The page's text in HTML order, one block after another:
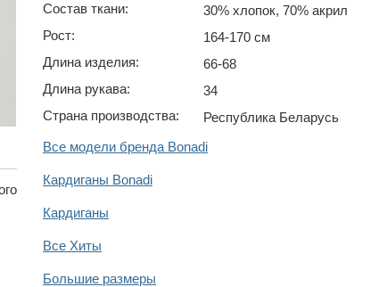
Состав ткани:
30% хлопок, 70% акрил
Рост:
164-170 см
Длина изделия:
66-68
Длина рукава:
34
Страна производства:
Республика Беларусь
Все модели бренда Bonadi
Кардиганы Bonadi
Кардиганы
Все Хиты
Большие размеры